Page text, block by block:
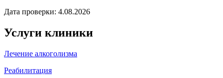
Дата проверки: 4.08.2026
Услуги клиники
Лечение алкоголизма
Реабилитация